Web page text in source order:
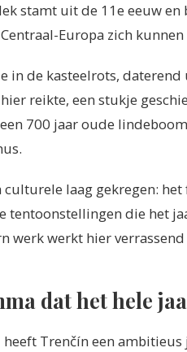
stamt uit de 11e eeuw
Europa zich kunnen
in de kasteelrots,
reikte, een stukje
700 jaar oude
culturele laag gekregen:
tentoonstellingen die het
werk werkt hier verrassend
dat het hele
Trenčín een